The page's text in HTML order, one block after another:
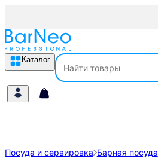
Каталог
Посуда и сервировка Барная посуда